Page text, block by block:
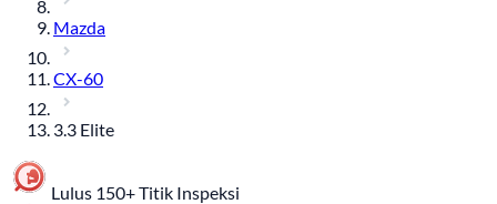
Mazda
CX-60
3.3 Elite
Lulus 150+ Titik Inspeksi